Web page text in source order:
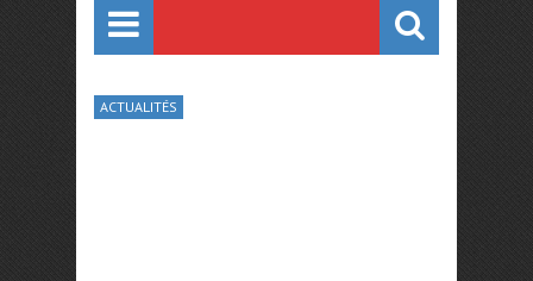
ACTUALITÉS